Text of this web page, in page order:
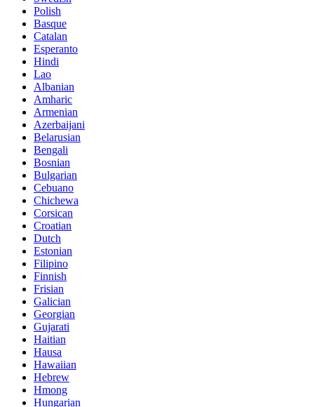
Polish
Basque
Catalan
Esperanto
Hindi
Lao
Albanian
Amharic
Armenian
Azerbaijani
Belarusian
Bengali
Bosnian
Bulgarian
Cebuano
Chichewa
Corsican
Croatian
Dutch
Estonian
Filipino
Finnish
Frisian
Galician
Georgian
Gujarati
Haitian
Hausa
Hawaiian
Hebrew
Hmong
Hungarian